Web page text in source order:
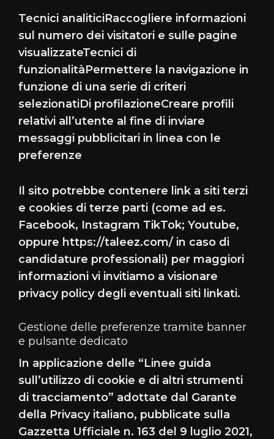
Tecnici analiticiRaccogliere informazioni
sul numero dei visitatori e sulle pagine
visualizzateTecnici di
funzionalitàPermettere la navigazione in
funzione di una serie di criteri
selezionatiDi profilazioneCreare profili
relativi all’utente al fine di inviare
messaggi pubblicitari in linea con le
preferenze
Il sito potrebbe contenere link a siti terzi
e cookies di terze parti (come ad es.
Facebook, Instagram TikTok; Youtube,
oppure https://taleez.com/ in caso di
candidature professionali) per maggiori
informazioni vi invitiamo a visionare
privacy policy degli eventuali siti linkati.
Gestione delle preferenze tramite banner
e pulsante dedicato
In applicazione delle “Linee guida
sull’utilizzo di cookie e di altri strumenti
di tracciamento” adottate dal Garante
della Privacy italiano, pubblicate sulla
Gazzetta Ufficiale n. 163 del 9 luglio 2021,